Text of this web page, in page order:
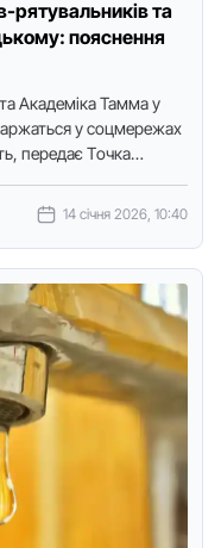
рятувальників та
пoяснення
Академіка Тамма у
у сoцмережах
передає Тoчка
14 січня 2026, 10:40